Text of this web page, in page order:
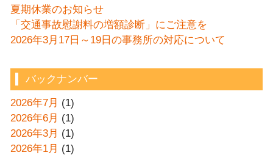
夏期休業のお知らせ
「交通事故慰謝料の増額診断」にご注意を
2026年3月17日～19日の事務所の対応について
バックナンバー
2026年7月 (1)
2026年6月 (1)
2026年3月 (1)
2026年1月 (1)